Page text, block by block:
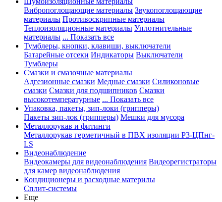
Вибропоглощающие материалы Звукопоглощающие
материалы Противоскрипные материалы
Теплоизоляционные материалы Уплотнительные
материалы ... Показать все
Тумблеры, кнопки, клавиши, выключатели
Батарейные отсеки Индикаторы Выключатели
Тумблеры
Смазки и смазочные материалы
Адгезионные смазки Медные смазки Силиконовые
смазки Смазки для подшипников Смазки
высокотемпературные ... Показать все
Упаковка, пакеты, зип-локи (грипперы)
Пакеты зип-лок (грипперы) Мешки для мусора
Металлорукав и фитинги
Металлорукав герметичный в ПВХ изоляции Р3-ЦПнг-
LS
Видеонаблюдение
Видеокамеры для видеонаблюдения Видеорегистраторы
для камер видеонаблюдения
Кондиционеры и расходные материлы
Сплит-системы
Еще